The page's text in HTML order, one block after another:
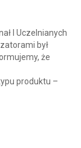
I Uczelnianych
był
że
produktu –